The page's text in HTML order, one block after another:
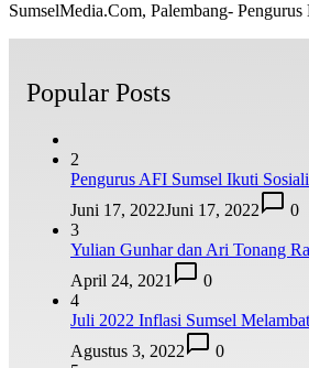
SumselMedia.Com, Palembang-
Popular Posts
2
Pengurus AFI Sumsel Ikuti
Juni 17, 2022Juni 17, 2022
0
3
Yulian Gunhar dan Ari Tonang
April 24, 2021
0
4
Juli 2022 Inflasi Sumsel
Agustus 3, 2022
0